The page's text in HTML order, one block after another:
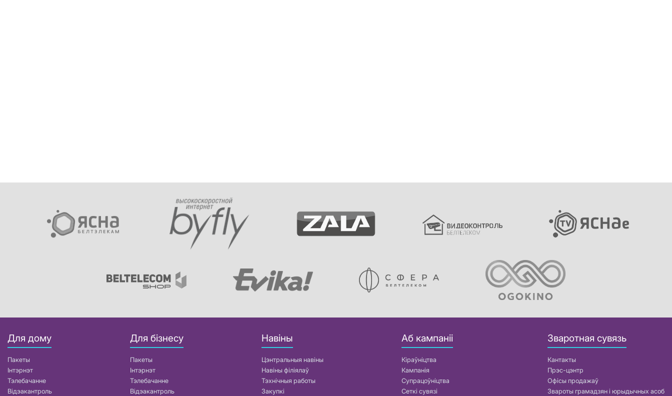
Для дому
Пакеты
Інтэрнэт
Тэлебачанне
Відэакантроль
Для бізнесу
Пакеты
Інтэрнэт
Тэлебачанне
Відэакантроль
Навіны
Цэнтральныя навіны
Навіны філіялаў
Тэхнічныя работы
Закупкі
Аб кампаніі
Кіраўніцтва
Кампанія
Супрацоўніцтва
Сеткі сувязі
Зваротная сувязь
Кантакты
Прэс-цэнтр
Офісы продажаў
Звароты грамадзян і юрыдычных асоб